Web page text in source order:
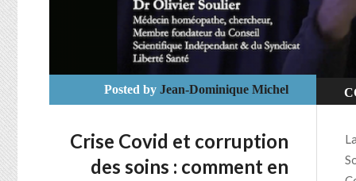
Posted by Jean-Dominique Michel
Crise Covid et corruption
des soins : comment en